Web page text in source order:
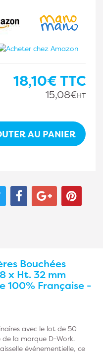
18,10€TTC
15,08€HT
AU PANIER
Bouchées
x Ht. 32 mm
100% Française -
avec le lot de 50
la marque D-Work.
événementielle, ce